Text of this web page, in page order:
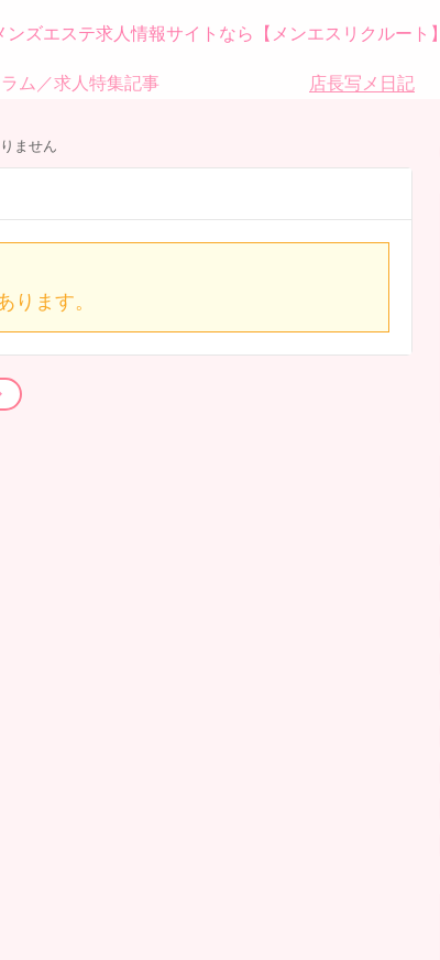
ズエステ求人情報サイトなら【メンエスリクルート】
ム／求人特集記事 店長写メ日記
ません
ります。